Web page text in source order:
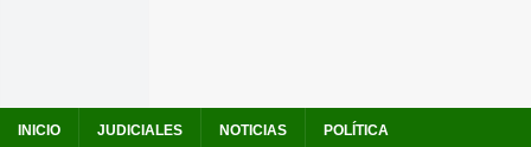
INICIO JUDICIALES NOTICIAS POLÍTICA